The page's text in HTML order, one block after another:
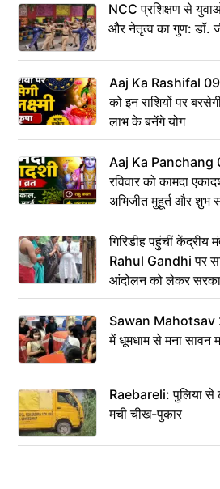
NCC प्रशिक्षण से
और नेतृत्व का गुण: डॉ.
Aaj Ka Rashifal
को इन राशियों पर
लाभ के बनेंगे योग
Aaj Ka
रविवार को कामदा
अभिजीत मुहूर्त और शुभ
गिरिडीह पहुंचीं
Rahul Gandhi पर
आंदोलन को लेकर
Sawan Mahotsav
में धूमधाम से मना सावन
Raebareli: पुलिया से
मची चीख-पुकार